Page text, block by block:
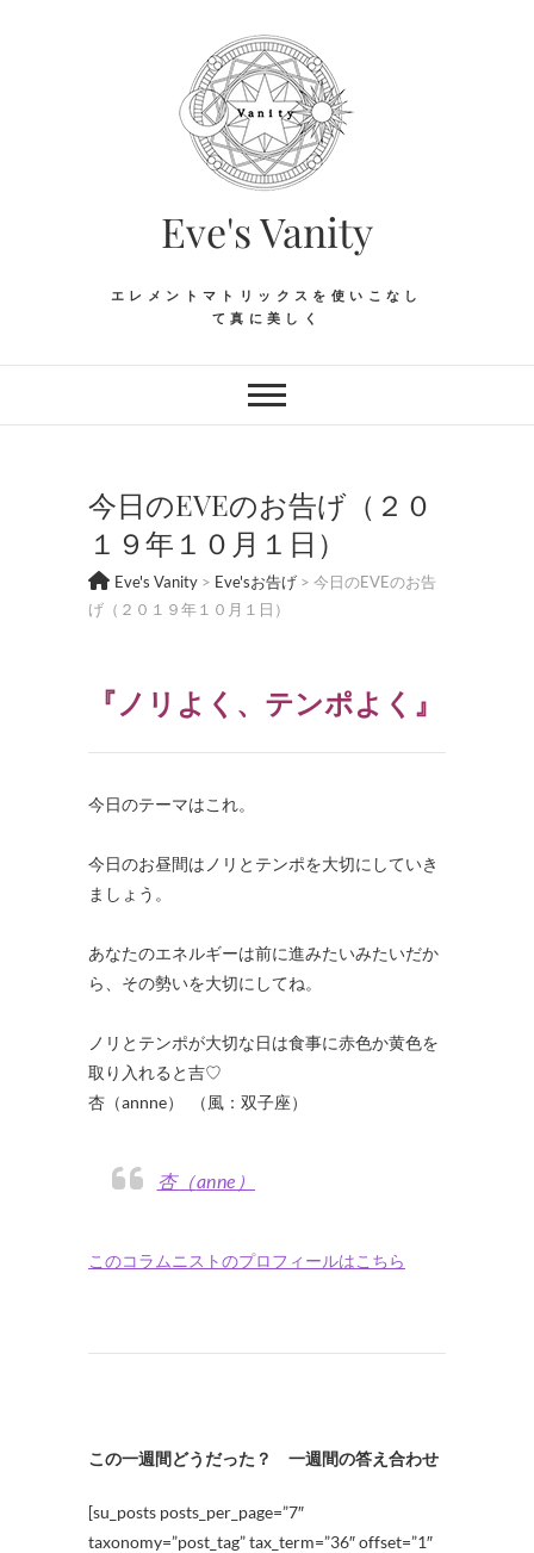
Eve's Vanity
エレメントマトリックスを使いこなし
て真に美しく
今日のEVEのお告げ（２０
１９年１０月１日）
Eve's Vanity > Eve'sお告げ > 今日のEVEのお告
げ（２０１９年１０月１日）
『 ノリよく、テンポよく 』
今日のテーマはこれ。
今日のお昼間はノリとテンポを大切にしていき
ましょう。
あなたのエネルギーは前に進みたいみたいだか
ら、その勢いを大切にしてね。
ノリとテンポが大切な日は食事に赤色か黄色を
取り入れると吉♡
杏（annne） （風：双子座）
杏（anne）
このコラムニストのプロフィールはこちら
この一週間どうだった？ 一週間の答え合わせ
[su_posts posts_per_page=”7″
taxonomy=”post_tag” tax_term=”36″ offset=”1″